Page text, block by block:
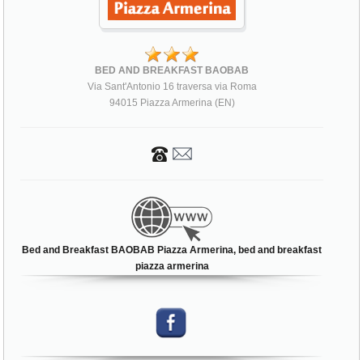
BED AND BREAKFAST BAOBAB
Via Sant'Antonio 16 traversa via Roma
94015 Piazza Armerina (EN)
Bed and Breakfast BAOBAB Piazza Armerina, bed and breakfast
piazza armerina